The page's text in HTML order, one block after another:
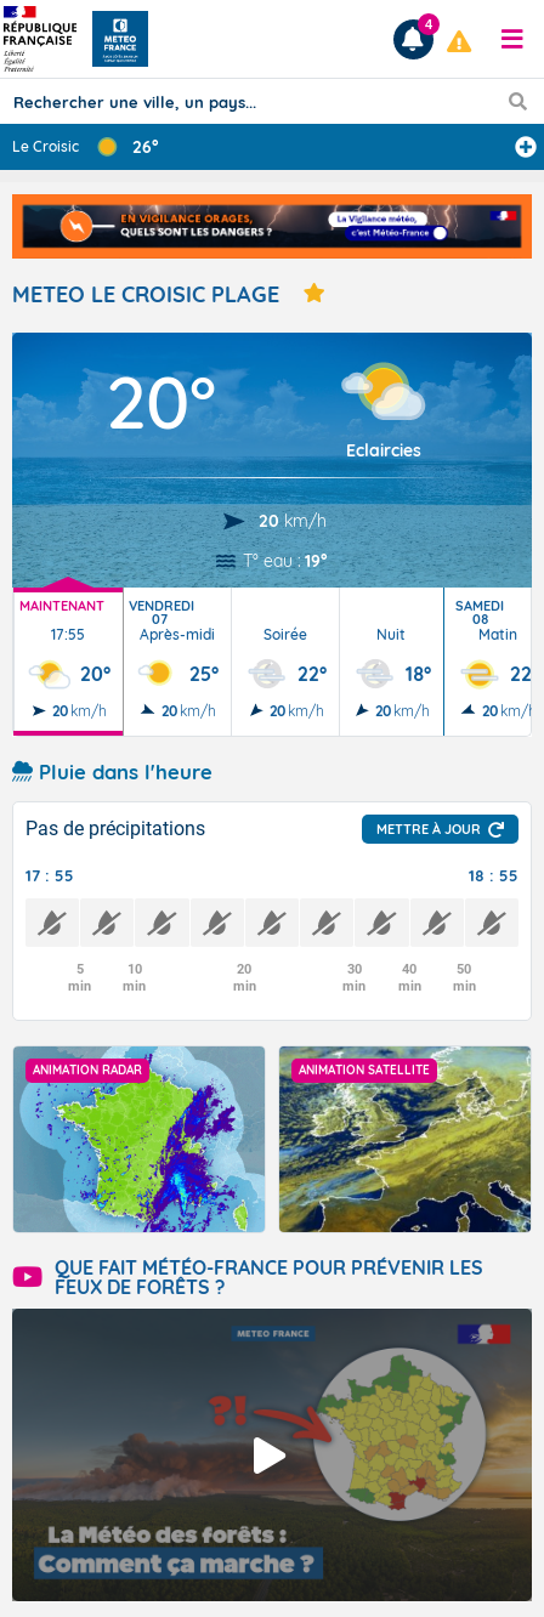
Prévisions
TOUS LES RÉSULTATS
Articles
4
Le Croisic 26°
METEO LE CROISIC PLAGE
20°
Eclaircies
20 km/h
T° eau :19°
MAINTENANT
17:55
20°
20 km/h
VENDREDI
07
Après-midi
25°
20 km/h
Soirée
22°
20 km/h
Nuit
18°
20 km/h
SAMEDI
08
Matin
22°
20 km/h
Pluie dans l'heure
Pas de précipitations METTRE À JOUR
17 : 55 18 : 55
5
min
10
min
20
min
30
min
40
min
50
min
ANIMATION RADAR ANIMATION SATELLITE
QUE FAIT MÉTÉO-FRANCE POUR PRÉVENIR LES
FEUX DE FORÊTS ?